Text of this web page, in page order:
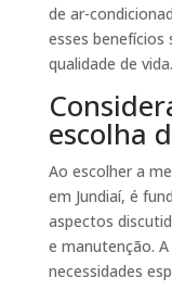
de ar-
esses
qualidade de vida.
escolha
Ao escolher a
em Jundiaí, é
aspectos
e manutenção.
necessidades